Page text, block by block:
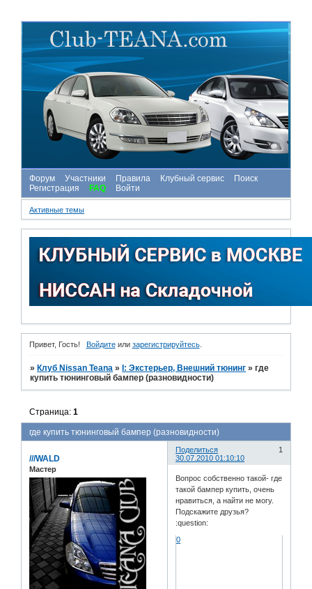
Форум Участники Правила Клубный сервис
Поиск
Регистрация
FAQ Войти
Активные темы
Привет, Гость! Войдитеили зарегистрируйтесь.
» Клуб Nissan Teana » I: Экстерьер, Внешний тюнинг »где
купить тюнинговый бампер (разновидности)
где купить тюнинговый бампер (разновидности)
Страница:1
Поделиться
1
30.07.2010 01:10:10
///WALD
Мастер
Вопрос собственно такой- где
такой бампер купить, очень
нравиться, а найти не могу.
Подскажите друзья?
:question:
0